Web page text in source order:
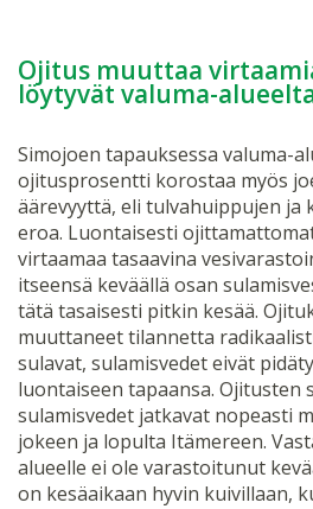
Ojitus muuttaa
löytyvät valuma-
Simojoen tapauksessa valuma-
ojitusprosentti korostaa myös
äärevyyttä, eli tulvahuippujen ja
eroa. Luontaisesti
virtaamaa tasaavina
itseensä keväällä osan
tätä tasaisesti pitkin kesää.
muuttaneet tilannetta
sulavat, sulamisvedet eivät
luontaiseen tapaansa. Ojitusten
sulamisvedet jatkavat nopeasti
jokeen ja lopulta Itämereen.
alueelle ei ole varastoitunut
on kesäaikaan hyvin kuivillaan,